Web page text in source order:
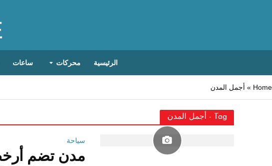
الرئيسية محركات ساعات
Home
» أجمل المدن
Tag - أجمل المدن
سياحة